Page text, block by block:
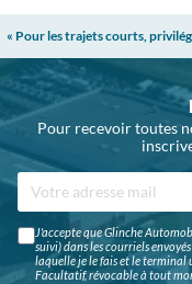
« Pour les trajets courts,
Pour recevoir toutes
J'accepte que Glinche
suivi) dans les courriels
laquelle je le fais et le terminal
Facultatif, révocable à tout